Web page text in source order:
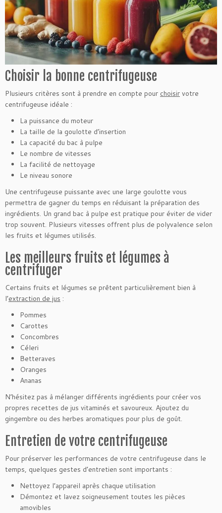
Choisir la bonne centrifugeuse
Plusieurs critères sont à prendre en compte pour choisir votre
centrifugeuse idéale :
La puissance du moteur
La taille de la goulotte d’insertion
La capacité du bac à pulpe
Le nombre de vitesses
La facilité de nettoyage
Le niveau sonore
Une centrifugeuse puissante avec une large goulotte vous
permettra de gagner du temps en réduisant la préparation des
ingrédients. Un grand bac à pulpe est pratique pour éviter de vider
trop souvent. Plusieurs vitesses offrent plus de polyvalence selon
les fruits et légumes utilisés.
Les meilleurs fruits et légumes à
centrifuger
Certains fruits et légumes se prêtent particulièrement bien à
l’extraction de jus :
Pommes
Carottes
Concombres
Céleri
Betteraves
Oranges
Ananas
N’hésitez pas à mélanger différents ingrédients pour créer vos
propres recettes de jus vitaminés et savoureux. Ajoutez du
gingembre ou des herbes aromatiques pour plus de goût.
Entretien de votre centrifugeuse
Pour préserver les performances de votre centrifugeuse dans le
temps, quelques gestes d’entretien sont importants :
Nettoyez l’appareil après chaque utilisation
Démontez et lavez soigneusement toutes les pièces
amovibles